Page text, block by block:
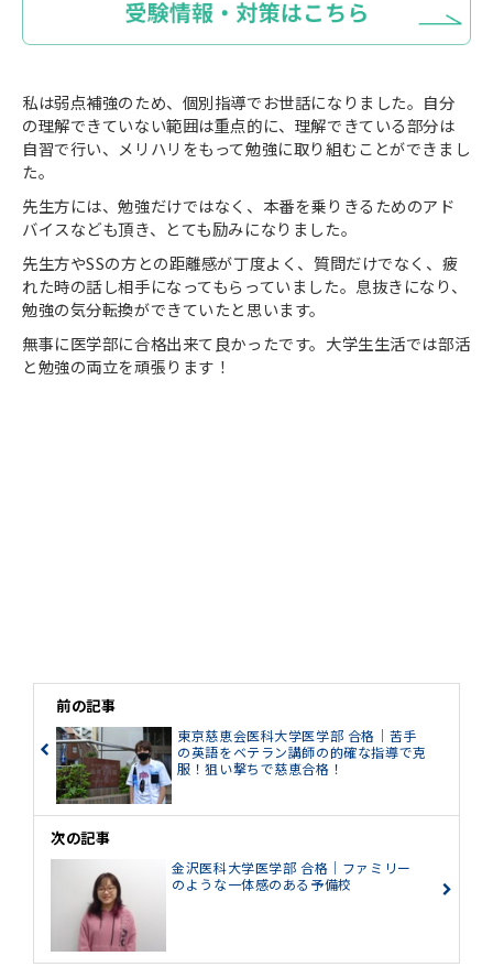
私は弱点補強のため、個別指導でお世話になりました。自分
の理解できていない範囲は重点的に、理解できている部分は
自習で行い、メリハリをもって勉強に取り組むことができまし
た。
先生方には、勉強だけではなく、本番を乗りきるためのアド
バイスなども頂き、とても励みになりました。
先生方やSSの方との距離感が丁度よく、質問だけでなく、疲
れた時の話し相手になってもらっていました。息抜きになり、
勉強の気分転換ができていたと思います。
無事に医学部に合格出来て良かったです。大学生生活では部活
と勉強の両立を頑張ります！
前の記事
東京慈恵会医科大学医学部 合格｜苦手
の英語をベテラン講師の的確な指導で克
服！狙い撃ちで慈恵合格！
次の記事
金沢医科大学医学部 合格｜ファミリー
のような一体感のある予備校